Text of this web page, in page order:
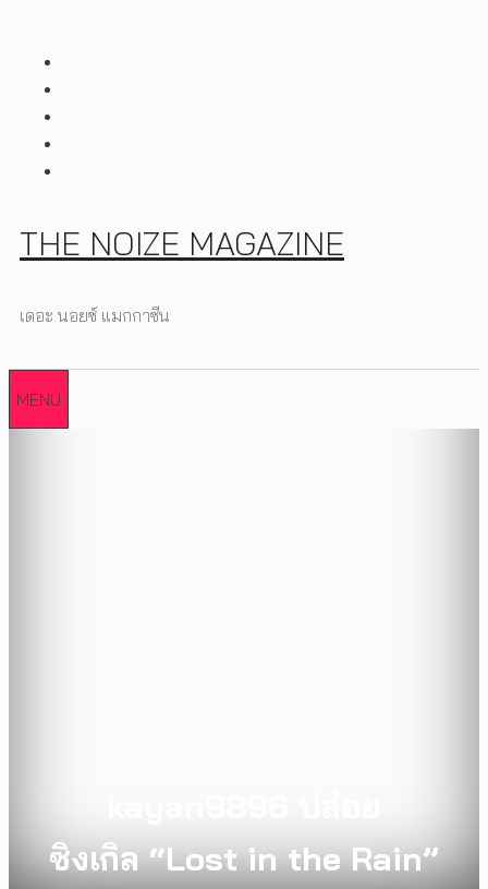
THE NOIZE MAGAZINE
เดอะ นอยซ์ แมกกาซีน
MENU
ซิงเกิล “Lost in the Rain”